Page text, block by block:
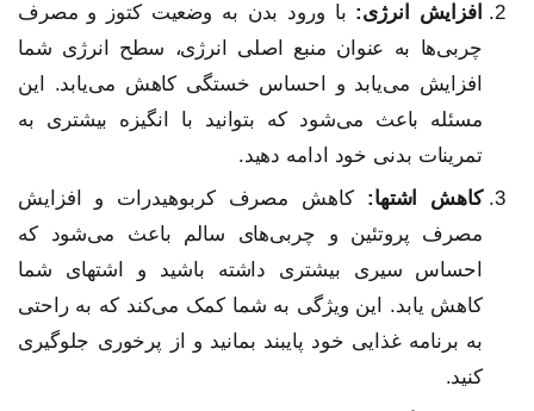
افزایش انرژی: با ورود بدن به وضعیت کتوز و مصرف
چربی‌ها به عنوان منبع اصلی انرژی، سطح انرژی شما
افزایش می‌یابد و احساس خستگی کاهش می‌یابد. این
مسئله باعث می‌شود که بتوانید با انگیزه بیشتری به
تمرینات بدنی خود ادامه دهید.
کاهش اشتها: کاهش مصرف کربوهیدرات و افزایش
مصرف پروتئین و چربی‌های سالم باعث می‌شود که
احساس سیری بیشتری داشته باشید و اشتهای شما
کاهش یابد. این ویژگی به شما کمک می‌کند که به راحتی
به برنامه غذایی خود پایبند بمانید و از پرخوری جلوگیری
کنید.